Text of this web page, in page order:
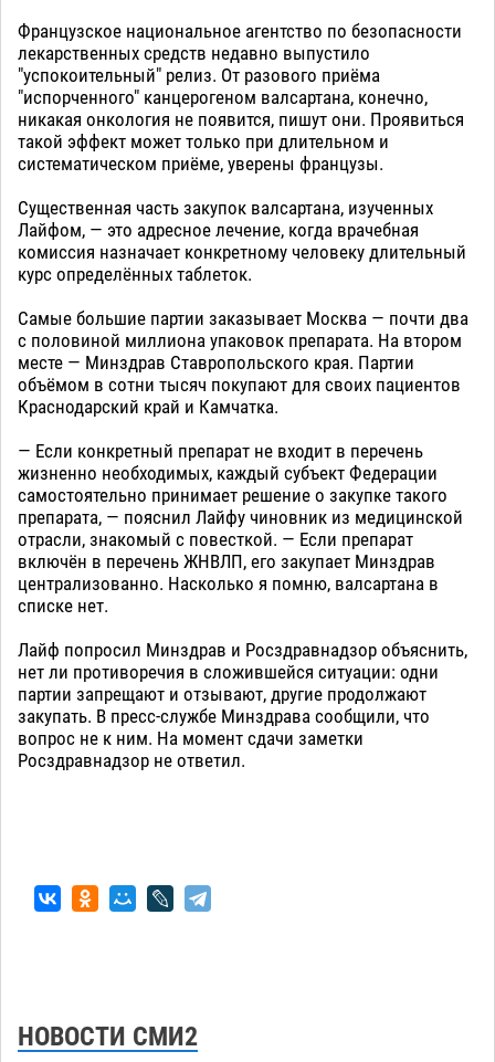
Французское национальное агентство по безопасности
лекарственных средств недавно выпустило
"успокоительный" релиз. От разового приёма
"испорченного" канцерогеном валсартана, конечно,
никакая онкология не появится, пишут они. Проявиться
такой эффект может только при длительном и
систематическом приёме, уверены французы.
Существенная часть закупок валсартана, изученных
Лайфом, — это адресное лечение, когда врачебная
комиссия назначает конкретному человеку длительный
курс определённых таблеток.
Самые большие партии заказывает Москва — почти два
с половиной миллиона упаковок препарата. На втором
месте — Минздрав Ставропольского края. Партии
объёмом в сотни тысяч покупают для своих пациентов
Краснодарский край и Камчатка.
— Если конкретный препарат не входит в перечень
жизненно необходимых, каждый субъект Федерации
самостоятельно принимает решение о закупке такого
препарата, — пояснил Лайфу чиновник из медицинской
отрасли, знакомый с повесткой. — Если препарат
включён в перечень ЖНВЛП, его закупает Минздрав
централизованно. Насколько я помню, валсартана в
списке нет.
Лайф попросил Минздрав и Росздравнадзор объяснить,
нет ли противоречия в сложившейся ситуации: одни
партии запрещают и отзывают, другие продолжают
закупать. В пресс-службе Минздрава сообщили, что
вопрос не к ним. На момент сдачи заметки
Росздравнадзор не ответил.
НОВОСТИ СМИ2